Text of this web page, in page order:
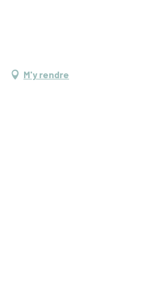
M'y rendre